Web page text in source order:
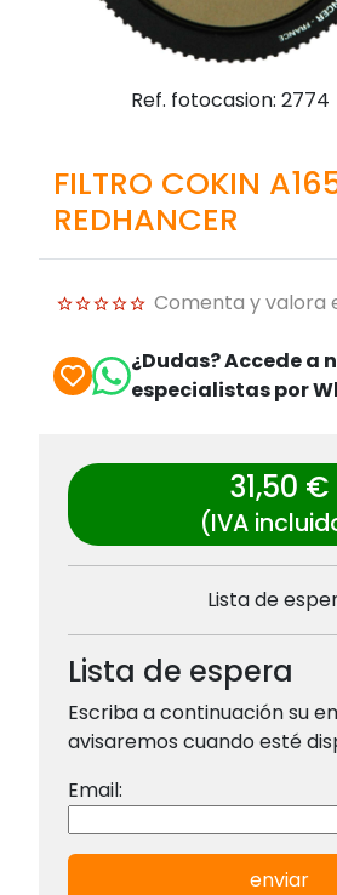
Ref. fotocasion: 2774
FILTRO COKIN
REDHANCER
Comenta y valora
¿Dudas? Accede a
especialistas por
31,50 €
(IVA
Lista de
Lista de espera
Escriba a continuación su
avisaremos cuando esté
Email:
enviar